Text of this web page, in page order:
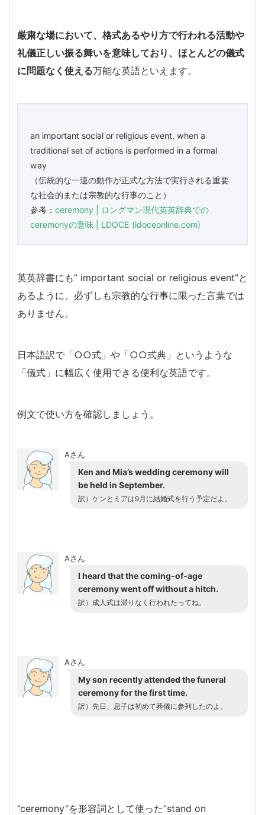
厳粛な場において、格式あるやり方で行われる活動や
礼儀正しい振る舞いを意味しており、ほとんどの儀式
に問題なく使える万能な英語といえます。
an important social or religious event, when a
traditional set of actions is performed in a formal
way
（伝統的な一連の動作が正式な方法で実行される重要
な社会的または宗教的な行事のこと）
参考： ceremony | ロングマン現代英英辞典での
ceremonyの意味 | LDOCE (ldoceonline.com)
英英辞書にも” important social or religious event”と
あるように、必ずしも宗教的な行事に限った言葉では
ありません。
日本語訳で「○○式」や「○○式典」というような
「儀式」に幅広く使用できる便利な英語です。
例文で使い方を確認しましょう。
Aさん
Ken and Mia’s wedding ceremony will
be held in September.
訳）ケンとミアは9月に結婚式を行う予定だよ。
Aさん
I heard that the coming-of-age
ceremony went off without a hitch.
訳）成人式は滞りなく行われたってね。
Aさん
My son recently attended the funeral
ceremony for the first time.
訳）先日、息子は初めて葬儀に参列したのよ。
”ceremony”を形容詞として使った”stand on